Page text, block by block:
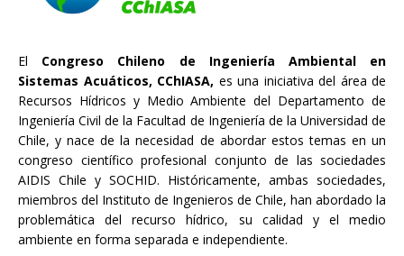
El Congreso Chileno de Ingeniería Ambiental en
Sistemas Acuáticos, CChIASA, es una iniciativa del área de
Recursos Hídricos y Medio Ambiente del Departamento de
Ingeniería Civil de la Facultad de Ingeniería de la Universidad de
Chile, y nace de la necesidad de abordar estos temas en un
congreso científico profesional conjunto de las sociedades
AIDIS Chile y SOCHID. Históricamente, ambas sociedades,
miembros del Instituto de Ingenieros de Chile, han abordado la
problemática del recurso hídrico, su calidad y el medio
ambiente en forma separada e independiente.